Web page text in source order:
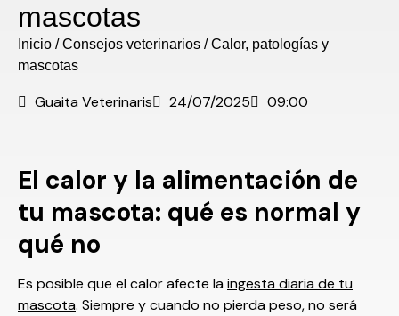
mascotas
Inicio /Consejos veterinarios /Calor, patologías y
mascotas
Guaita Veterinaris 24/07/2025 09:00
El calor y la alimentación de
tu mascota: qué es normal y
qué no
Es posible que el calor afecte laingesta diaria de tu
mascota. Siempre y cuando no pierda peso, no será